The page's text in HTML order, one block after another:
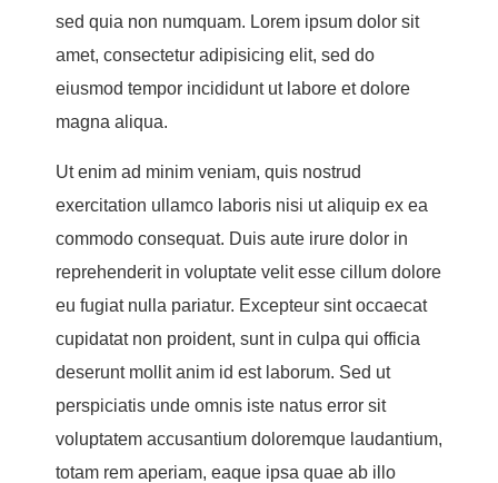
sed quia non numquam. Lorem ipsum dolor sit
amet, consectetur adipisicing elit, sed do
eiusmod tempor incididunt ut labore et dolore
magna aliqua.
Ut enim ad minim veniam, quis nostrud
exercitation ullamco laboris nisi ut aliquip ex ea
commodo consequat. Duis aute irure dolor in
reprehenderit in voluptate velit esse cillum dolore
eu fugiat nulla pariatur. Excepteur sint occaecat
cupidatat non proident, sunt in culpa qui officia
deserunt mollit anim id est laborum. Sed ut
perspiciatis unde omnis iste natus error sit
voluptatem accusantium doloremque laudantium,
totam rem aperiam, eaque ipsa quae ab illo